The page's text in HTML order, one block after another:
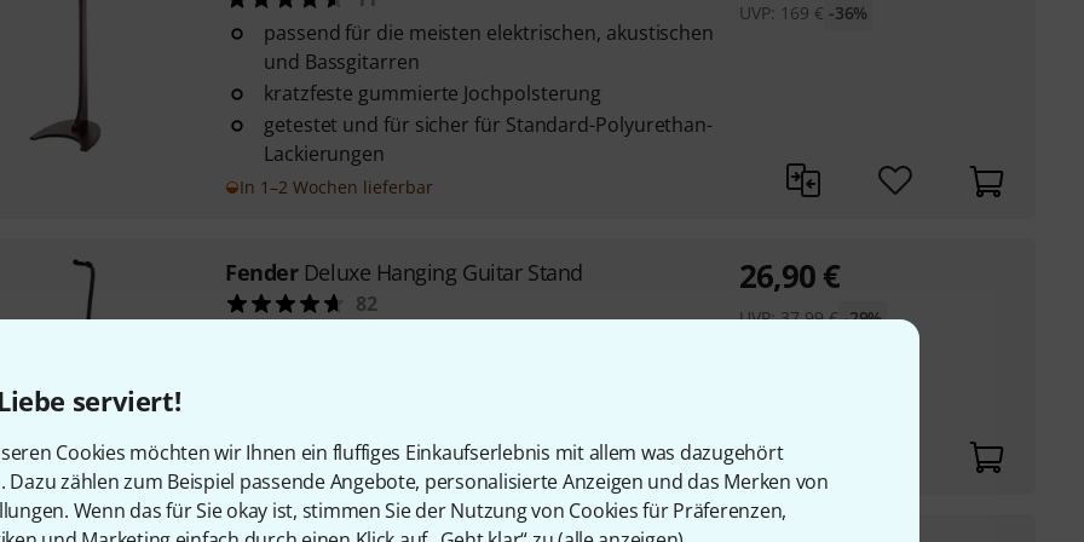
serviert!
Cookies möchten wir Ihnen ein fluffiges Einkaufserlebnis mit allem was dazugehört
Dazu zählen zum Beispiel passende Angebote, personalisierte Anzeigen und das Merken von
Wenn das für Sie okay ist, stimmen Sie der Nutzung von Cookies für Präferenzen,
passend für die meisten elektrischen, akustischen
und Bassgitarren
kratzfeste gummierte Jochpolsterung
getestet und für sicher für Standard-Polyurethan-
Lackierungen
In 1–2 Wochen lieferbar
UVP: 169 € -36%
Fender Deluxe Hanging Guitar Stand
82
Sofort lieferbar
26,90€
UVP:37,99 € -29%